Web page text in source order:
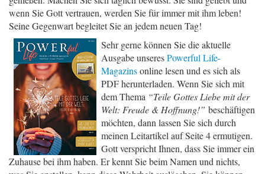
wenn Sie Gott vertrauen, werden Sie für immer mit ihm leben!
Seine Gegenwart begleitet Sie an jedem neuen Tag!
Sehr gerne können Sie die aktuelle
Ausgabe unseresPowerful Life-
Magazinsonline lesen und es sich als
PDF herunterladen. Wenn Sie sich mit
dem Thema “Teile Gottes Liebe mit der
Welt: Freude & Hoffnung!” beschäftigen
möchten, dann lassen Sie sich durch
meinen Leitartikel auf Seite 4 ermutigen.
Gott verspricht Ihnen, dass Sie immer ein
Zuhause bei ihm haben. Er kennt Sie beim Namen und nichts,